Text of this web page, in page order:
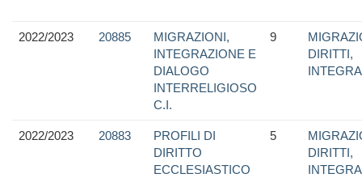
2022/2023 20885
MIGRAZIONI,
INTEGRAZIONE E
DIALOGO
INTERRELIGIOSO
C.I.
9
DIRITTI,
2022/2023 20883
PROFILI DI
DIRITTO
ECCLESIASTICO
5
DIRITTI,